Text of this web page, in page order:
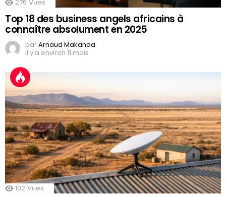
276 Vues
Top 18 des business angels africains à
connaître absolument en 2025
parArnaud Makanda
il y a environ 11 mois
102 Vues